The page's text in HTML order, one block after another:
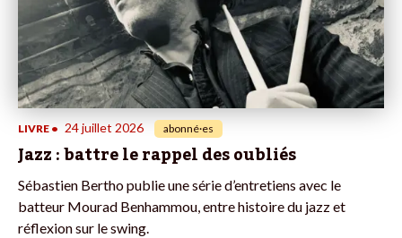
LIVRE • 24 juillet 2026 abonné·es
Jazz : battre le rappel des oubliés
Sébastien Bertho publie une série d’entretiens avec le
batteur Mourad Benhammou, entre histoire du jazz et
réflexion sur le swing.